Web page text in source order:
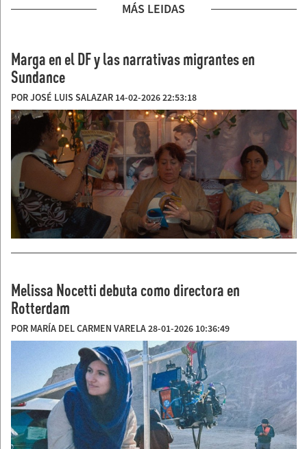
MÁS LEIDAS
Marga en el DF y las narrativas migrantes en
Sundance
POR JOSÉ LUIS SALAZAR 14-02-2026 22:53:18
Melissa Nocetti debuta como directora en
Rotterdam
POR MARÍA DEL CARMEN VARELA 28-01-2026 10:36:49